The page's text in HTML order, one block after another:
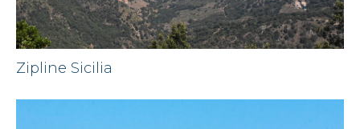
Zipline Sicilia